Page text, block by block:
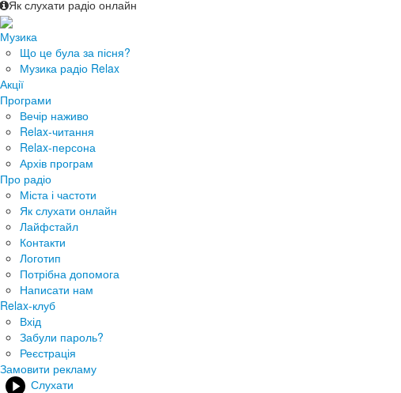
Як слухати радіо онлайн
Музика
Що це була за пісня?
Музика радіо Relax
Акції
Програми
Вечір наживо
Relax-читання
Relax-персона
Архів програм
Про радіо
Міста і частоти
Як слухати онлайн
Лайфстайл
Контакти
Логотип
Потрібна допомога
Написати нам
Relax-клуб
Вхід
Забули пароль?
Реєстрація
Замовити рекламу
Слухати